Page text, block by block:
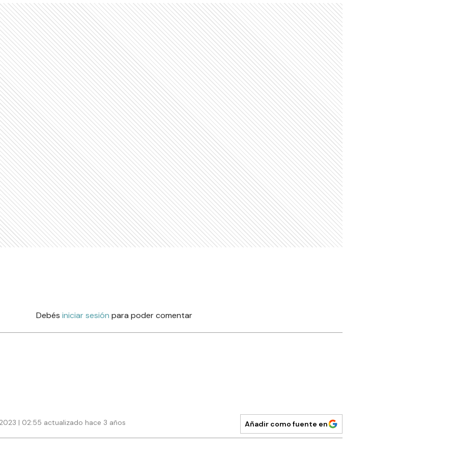
Debés iniciar sesión para poder comentar
| 02:55 actualizado hace 3 años Añadir como fuente en